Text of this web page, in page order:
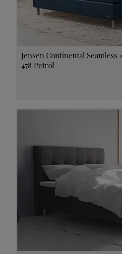
Jensen Continental Seamless
478 Petrol